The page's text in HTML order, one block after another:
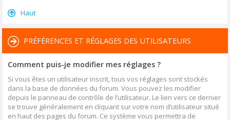
Haut
PRÉFÉRENCES ET RÉGLAGES DES UTILISATEURS
Comment puis-je modifier mes réglages ?
Si vous êtes un utilisateur inscrit, tous vos réglages sont stockés
dans la base de données du forum. Vous pouvez les modifier
depuis le panneau de contrôle de l’utilisateur. Le lien vers ce dernier
se trouve généralement en cliquant sur votre nom d’utilisateur situé
en haut des pages du forum. Ce système vous permettra de